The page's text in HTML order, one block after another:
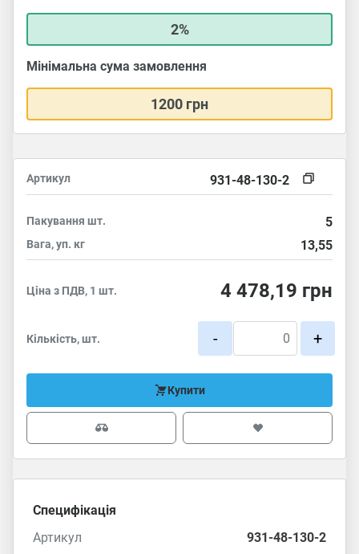
2%
Мінімальна сума замовлення
1200 грн
Артикул 931-48-130-2
Пакування шт. 5
Вага, уп. кг 13,55
Ціна з ПДВ, 1 шт. 4 478,19 грн
Кількість, шт. - +
Купити
Специфікація
Артикул
931-48-130-2